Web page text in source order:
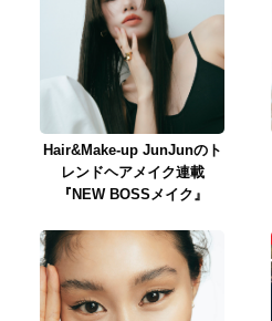
Hair&Make-up JunJunのト
レンドヘアメイク連載
『NEW BOSSメイク』